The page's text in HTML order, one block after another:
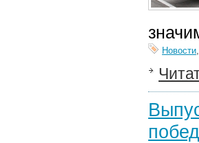
Новости,